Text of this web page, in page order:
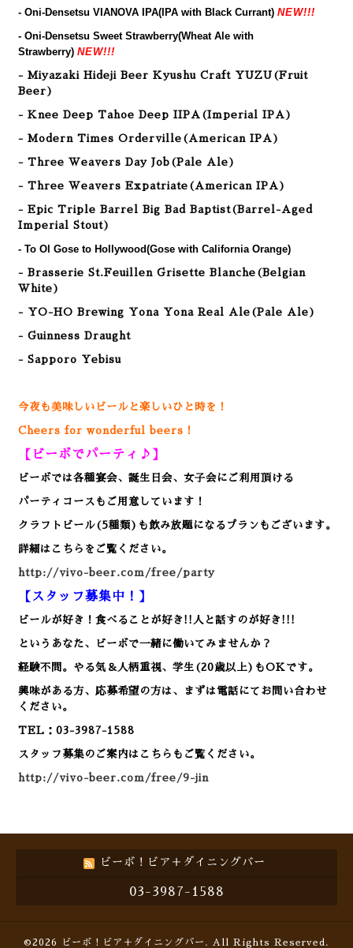
- Oni-Densetsu VIANOVA IPA(IPA with Black Currant) NEW!!!
- Oni-Densetsu Sweet Strawberry(Wheat Ale with
Strawberry) NEW!!!
- Miyazaki Hideji Beer Kyushu Craft YUZU(Fruit
Beer)
- Knee Deep Tahoe Deep IIPA (Imperial IPA)
- Modern Times Orderville (American IPA)
- Three Weavers Day Job (Pale Ale)
- Three Weavers Expatriate (American IPA)
- Epic Triple Barrel Big Bad Baptist(Barrel-Aged
Imperial Stout)
- To Ol Gose to Hollywood(Gose with California Orange)
- Brasserie St.Feuillen Grisette Blanche(Belgian
White)
- YO-HO Brewing Yona Yona Real Ale(Pale Ale)
- Guinness Draught
- Sapporo Yebisu
今夜も美味しいビールと楽しいひと時を！
Cheers for wonderful beers！
【ビーボでパーティ♪】
ビーボでは各種宴会、誕生日会、女子会にご利用頂ける
パーティコースもご用意しています！
クラフトビール(5種類)も飲み放題になるプランもございます。
詳細はこちらをご覧ください。
http://vivo-beer.com/free/party
【スタッフ募集中！】
ビールが好き！食べることが好き!!人と話すのが好き!!!
というあなた、ビーボで一緒に働いてみませんか？
経験不問。やる気＆人柄重視、学生(20歳以上)もOKです。
興味がある方、応募希望の方は、まずは電話にてお問い合わせ
ください。
TEL：03-3987-1588
スタッフ募集のご案内はこちらもご覧ください。
http://vivo-beer.com/free/9-jin
ビーボ！ビア＋ダイニングバー
03-3987-1588
©2026 ビーボ！ビア＋ダイニングバー . All Rights Reserved.